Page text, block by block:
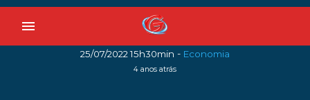
menu
25/07/2022 15h30min - Economia
4 anos atrás